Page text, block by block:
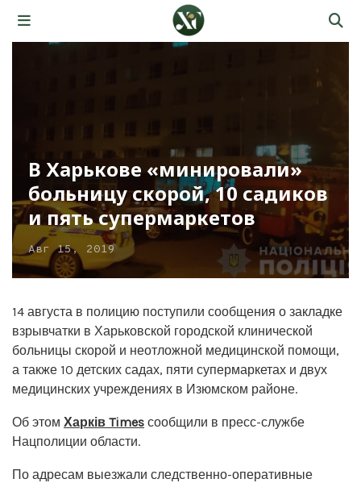
В Харькове «минировали»
больницу скорой, 10 садиков
и пять супермаркетов
Авг 15, 2019
14 августа в полицию поступили сообщения о закладке
взрывчатки в Харьковской городской клинической
больницы скорой и неотложной медицинской помощи,
а также 10 детских садах, пяти супермаркетах и ​​двух
медицинских учреждениях в Изюмском районе.
Об этом Харків Times сообщили в пресс-службе
Нацполиции области.
По адресам выезжали следственно-оперативные